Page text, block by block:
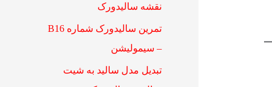
نقشه سالیدورک
تمرین سالیدورک شماره B16
– سیمولیشن
تبدیل مدل سالید به شیت